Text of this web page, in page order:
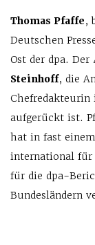
Thomas Pfaffe,
Deutschen
Ost der dpa.
Steinhoff, die
Chefredakteurin
aufgerückt ist.
hat in fast
international für
für die dpa-
Bundesländern